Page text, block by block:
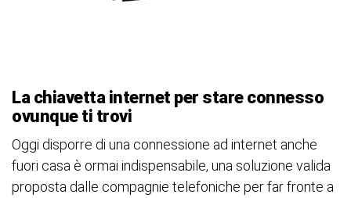
La chiavetta internet per stare connesso
ovunque ti trovi
Oggi disporre di una connessione ad internet anche
fuori casa è ormai indispensabile, una soluzione valida
proposta dalle compagnie telefoniche per far fronte a